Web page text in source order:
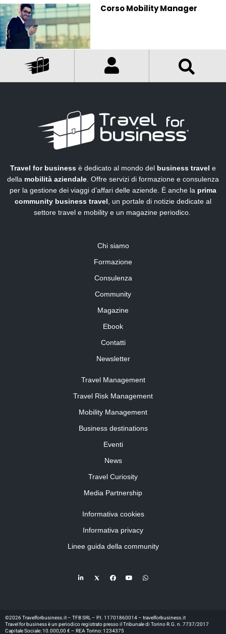
Corso Mobility Manager
Travel for business è dedicato al mondo del business travel e
della mobilità aziendale . Offre servizi di formazione e consulenza
per la gestione dei viaggi d’affari delle aziende. È anche la prima
community business travel , un portale di notizie dedicate al
settore travel e mobility e un magazine periodico.
Chi siamo
Formazione
Consulenza
Community
Magazine
Ebook
Contatti
Newsletter
Travel Management
Travel Risk Management
Mobility Management
Business destinations
Eventi
News
Travel Curiosity
Media Partnership
Informativa cookies
Informativa privacy
Linee guida della community
©2026 Travelforbusiness.it – TFB SRL – P.I. 11701860014 – travelforbusiness.it
Travel for business è un periodico registrato presso il Tribunale di Torino R.G. n. 7737/2017
Capitale Sociale: 10.000,00 € – REA Torino: 1234375